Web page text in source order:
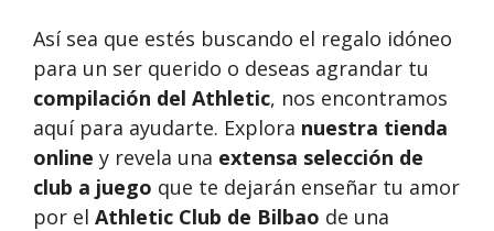
Así sea que estés buscando el regalo idóneo
para un ser querido o deseas agrandar tu
compilación del Athletic, nos encontramos
aquí para ayudarte. Explora nuestra tienda
online y revela una extensa selección de
club a juego que te dejarán enseñar tu amor
por el Athletic Club de Bilbao de una